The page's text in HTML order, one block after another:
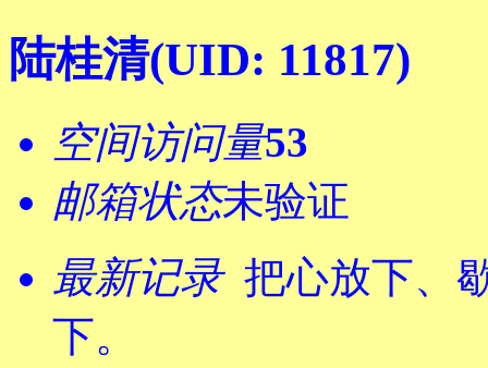
陆桂清(UID: 11817)
空间访问量53
邮箱状态未验证
最新记录 把心放下、
下。